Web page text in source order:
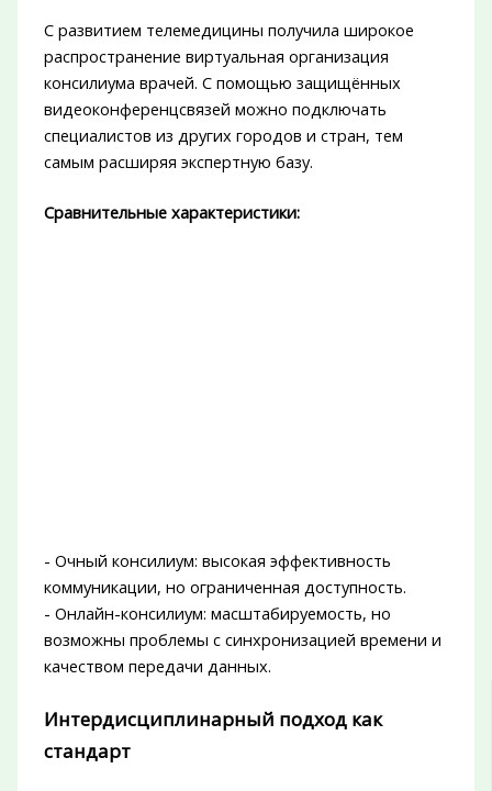
С развитием телемедицины получила широкое
распространение виртуальная организация
консилиума врачей. С помощью защищённых
видеоконференцсвязей можно подключать
специалистов из других городов и стран, тем
самым расширяя экспертную базу.
Сравнительные характеристики:
- Очный консилиум: высокая эффективность
коммуникации, но ограниченная доступность.
- Онлайн-консилиум: масштабируемость, но
возможны проблемы с синхронизацией времени и
качеством передачи данных.
Интердисциплинарный подход как
стандарт